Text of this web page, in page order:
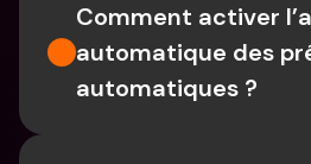
Comment activer
automatique des
automatiques ?